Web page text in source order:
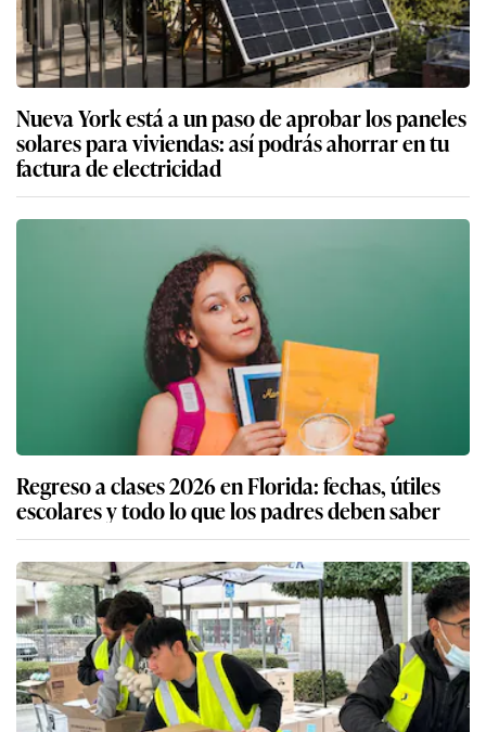
Nueva York está a un paso de aprobar los paneles
solares para viviendas: así podrás ahorrar en tu
factura de electricidad
Regreso a clases 2026 en Florida: fechas, útiles
escolares y todo lo que los padres deben saber